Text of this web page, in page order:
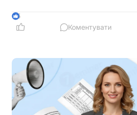
ДПС, після переходу на новий
та чи потрібно користувачам
5
Коментувати